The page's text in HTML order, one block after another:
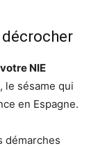
décrocher
NIE
le sésame qui
en Espagne.
démarches